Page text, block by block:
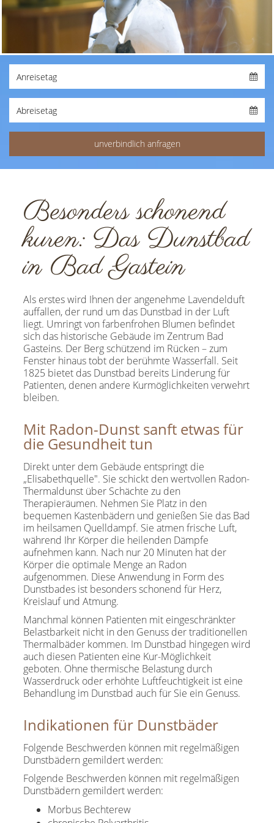
Besonders schonend
kuren: Das Dunstbad
in Bad Gastein
Als erstes wird Ihnen der angenehme Lavendelduft
auffallen, der rund um das Dunstbad in der Luft
liegt. Umringt von farbenfrohen Blumen befindet
sich das historische Gebäude im Zentrum Bad
Gasteins. Der Berg schützend im Rücken – zum
Fenster hinaus tobt der berühmte Wasserfall. Seit
1825 bietet das Dunstbad bereits Linderung für
Patienten, denen andere Kurmöglichkeiten verwehrt
bleiben.
Mit Radon-Dunst sanft etwas für
die Gesundheit tun
Direkt unter dem Gebäude entspringt die
„Elisabethquelle". Sie schickt den wertvollen Radon-
Thermaldunst über Schächte zu den
Therapieräumen. Nehmen Sie Platz in den
bequemen Kastenbädern und genießen Sie das Bad
im heilsamen Quelldampf. Sie atmen frische Luft,
während Ihr Körper die heilenden Dämpfe
aufnehmen kann. Nach nur 20 Minuten hat der
Körper die optimale Menge an Radon
aufgenommen. Diese Anwendung in Form des
Dunstbades ist besonders schonend für Herz,
Kreislauf und Atmung.
Manchmal können Patienten mit eingeschränkter
Belastbarkeit nicht in den Genuss der traditionellen
Thermalbäder kommen. Im Dunstbad hingegen wird
auch diesen Patienten eine Kur-Möglichkeit
geboten. Ohne thermische Belastung durch
Wasserdruck oder erhöhte Luftfeuchtigkeit ist eine
Behandlung im Dunstbad auch für Sie ein Genuss.
Indikationen für Dunstbäder
Folgende Beschwerden können mit regelmäßigen
Dunstbädern gemildert werden:
Folgende Beschwerden können mit regelmäßigen
Dunstbädern gemildert werden:
Morbus Bechterew